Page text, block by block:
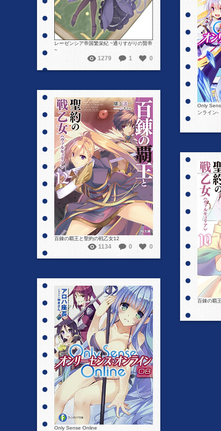
レーゼンシア帝国繁栄紀 ~通りすがりの賢帝
~
1279 1 0
Only
ンライン‐
詳細を見る
百錬の覇王と聖約の戦乙女12
1134 0 0
百錬の覇
詳細を見る
Only Sense Online